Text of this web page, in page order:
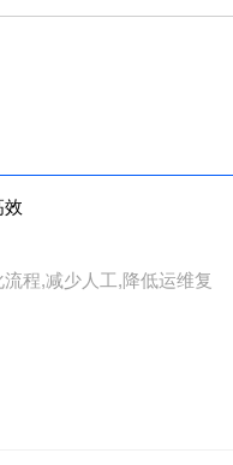
效
流程,减少人工,降低运维复